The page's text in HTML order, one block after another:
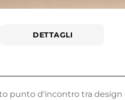
DETTAGLI
punto d'incontro tra design